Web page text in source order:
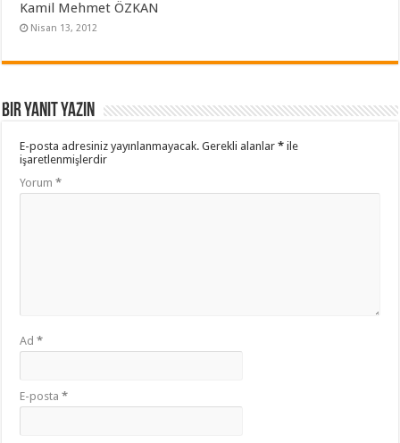
Kamil Mehmet ÖZKAN
Nisan 13, 2012
Bir yanıt yazın
E-posta adresiniz yayınlanmayacak. Gerekli alanlar* ile
işaretlenmişlerdir
Yorum*
Ad*
E-posta*